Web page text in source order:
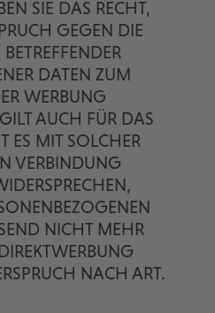
SIE DAS RECHT,
GEGEN DIE
DATEN ZUM
WERBUNG
AUCH FÜR DAS
ES MIT SOLCHER
VERBINDUNG
NICHT MEHR
NACH ART.